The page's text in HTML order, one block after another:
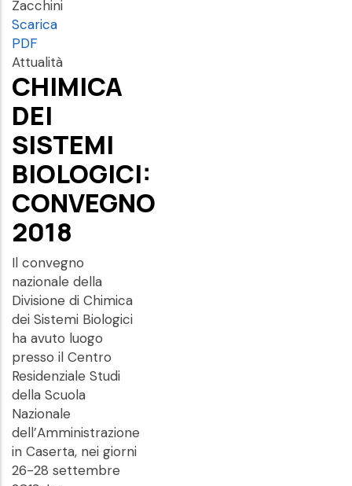
Zacchini
Scarica
PDF
Attualità
CHIMICA
DEI
SISTEMI
BIOLOGICI:
CONVEGNO
2018
Il convegno
nazionale della
Divisione di Chimica
dei Sistemi Biologici
ha avuto luogo
presso il Centro
Residenziale Studi
della Scuola
Nazionale
dell’Amministrazione
in Caserta, nei giorni
26-28 settembre